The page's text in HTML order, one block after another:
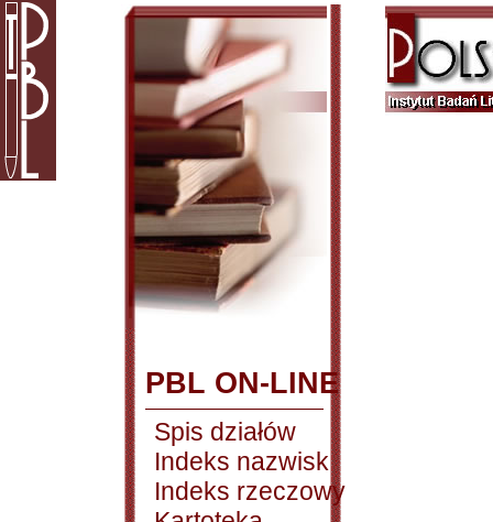
PBL ON-LINE
Spis działów
Indeks nazwisk
Indeks rzeczowy